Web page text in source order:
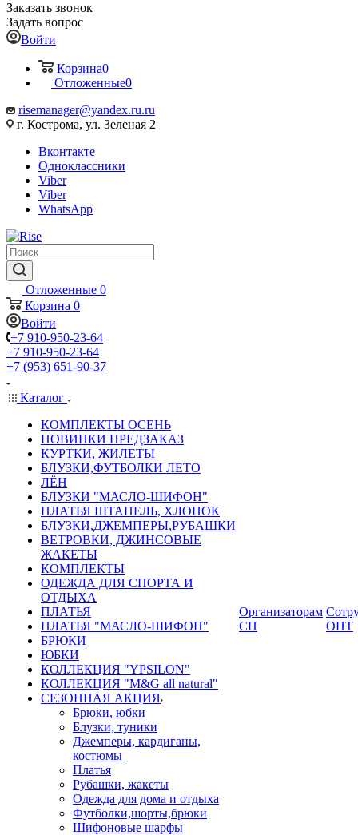
Заказать звонок
Задать вопрос
Войти
Корзина0
Отложенные0
risemanager@yandex.ru.ru
г. Кострома, ул. Зеленая 2
Вконтакте
Одноклассники
Viber
Viber
WhatsApp
Отложенные 0
Корзина 0
Войти
+7 910-950-23-64
+7 910-950-23-64
+7 (953) 651-90-37
Каталог
КОМПЛЕКТЫ ОСЕНЬ
НОВИНКИ ПРЕДЗАКАЗ
КУРТКИ, ЖИЛЕТЫ
БЛУЗКИ,ФУТБОЛКИ ЛЕТО
ЛЁН
БЛУЗКИ "МАСЛО-ШИФОН"
ПЛАТЬЯ ШТАПЕЛЬ, ХЛОПОК
БЛУЗКИ,ДЖЕМПЕРЫ,РУБАШКИ
ВЕТРОВКИ, ДЖИНСОВЫЕ
ЖАКЕТЫ
КОМПЛЕКТЫ
ОДЕЖДА ДЛЯ СПОРТА И
ОТДЫХА
ПЛАТЬЯ
ПЛАТЬЯ "МАСЛО-ШИФОН"
БРЮКИ
ЮБКИ
КОЛЛЕКЦИЯ "YPSILON"
КОЛЛЕКЦИЯ "M&G all natural"
СЕЗОННАЯ АКЦИЯ
Брюки, юбки
Блузки, туники
Джемперы, кардиганы,
костюмы
Платья
Рубашки, жакеты
Одежда для дома и отдыха
Футболки,шорты,брюки
Шифоновые шарфы
Организаторам
СП
ОПТ